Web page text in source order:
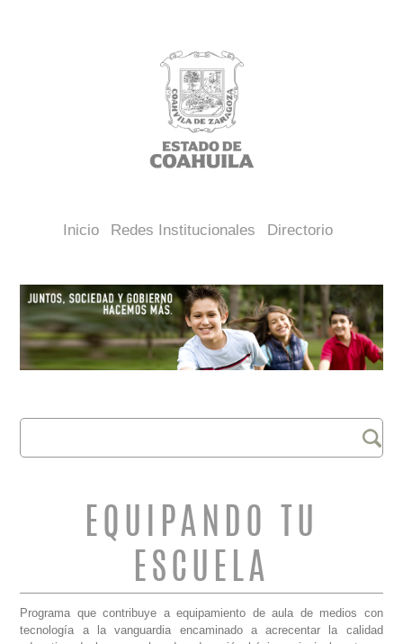
Inicio Redes Institucionales Directorio
FORMULARIO DE
BÚSQUEDA
Buscar
EQUIPANDO TU
ESCUELA
Programa que contribuye a equipamiento de aula de medios con
tecnología a la vanguardia encaminado a acrecentar la calidad